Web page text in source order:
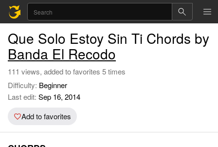
Que Solo Estoy Sin Ti Chords by
Banda El Recodo
111 views, added to favorites 5 times
Difficulty: Beginner
Last edit: Sep 16, 2014
Add to favorites